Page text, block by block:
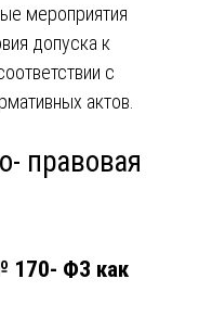
мероприятия
допуска к
с
актов.
правовая
170- ФЗ как